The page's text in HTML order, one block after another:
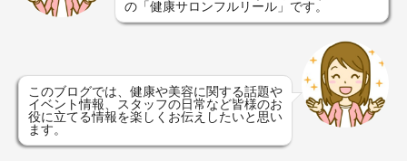
の「健康サロンフルリール」です。
このブログでは、健康や美容に関する話題や
イベント情報、スタッフの日常など皆様のお
役に立てる情報を楽しくお伝えしたいと思い
ます。